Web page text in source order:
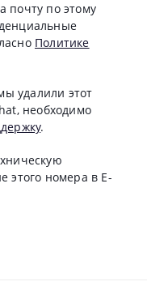
почту по этому
Политике
удалили этот
необходимо
.
этого номера в E-